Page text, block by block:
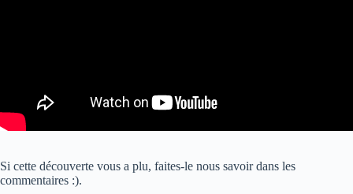
Si cette découverte vous a plu, faites-le nous savoir dans les
commentaires :).